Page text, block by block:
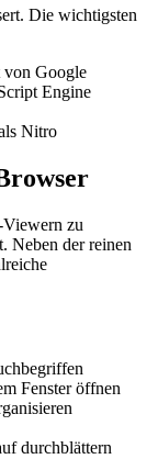
Die wichtigsten
von Google
Engine
Nitro
zu
Neben der reinen
Fenster öffnen
durchblättern